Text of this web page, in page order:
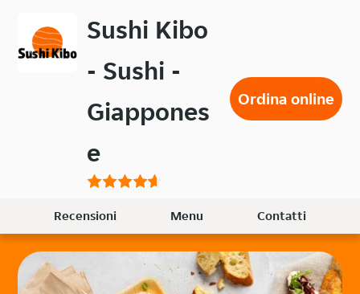
contenuto
Sushi Kibo
- Sushi -
Giappones
e
Ordina online
Recensioni Menu Contatti